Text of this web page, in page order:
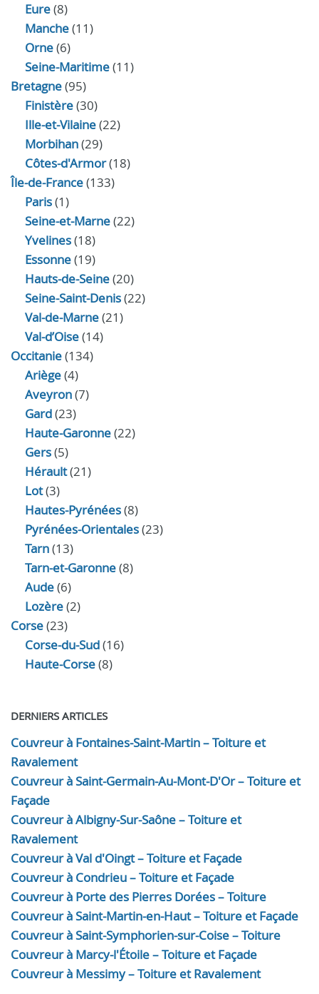
Eure(8)
Manche(11)
Orne(6)
Seine-Maritime(11)
Bretagne(95)
Finistère(30)
Ille-et-Vilaine(22)
Morbihan(29)
Côtes-d'Armor(18)
Île-de-France(133)
Paris(1)
Seine-et-Marne(22)
Yvelines(18)
Essonne(19)
Hauts-de-Seine(20)
Seine-Saint-Denis(22)
Val-de-Marne(21)
Val-d’Oise(14)
Occitanie(134)
Ariège(4)
Aveyron(7)
Gard(23)
Haute-Garonne(22)
Gers(5)
Hérault(21)
Lot(3)
Hautes-Pyrénées(8)
Pyrénées-Orientales(23)
Tarn(13)
Tarn-et-Garonne(8)
Aude(6)
Lozère(2)
Corse(23)
Corse-du-Sud(16)
Haute-Corse(8)
DERNIERS ARTICLES
Couvreur à Fontaines-Saint-Martin – Toiture et
Ravalement
Couvreur à Saint-Germain-Au-Mont-D'Or – Toiture et
Façade
Couvreur à Albigny-Sur-Saône – Toiture et
Ravalement
Couvreur à Val d'Oingt – Toiture et Façade
Couvreur à Condrieu – Toiture et Façade
Couvreur à Porte des Pierres Dorées – Toiture
Couvreur à Saint-Martin-en-Haut – Toiture et Façade
Couvreur à Saint-Symphorien-sur-Coise – Toiture
Couvreur à Marcy-l'Étoile – Toiture et Façade
Couvreur à Messimy – Toiture et Ravalement